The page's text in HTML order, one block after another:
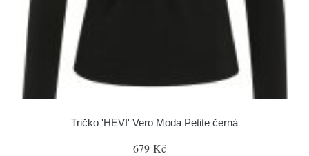
Tričko 'HEVI' Vero Moda Petite černá
679 Kč